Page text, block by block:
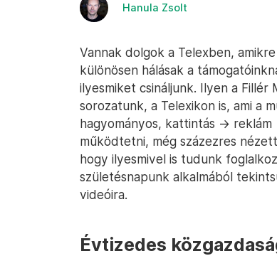
Hanula Zsolt
Vannak dolgok a Telexben,
különösen hálásak a
ilyesmiket csináljunk. Ilyen a
sorozatunk, a Telexikon is, ami a
hagyományos, kattintás ->
működtetni, még százezres
hogy ilyesmivel is tudunk
születésnapunk alkalmából
videóira.
Évtizedes